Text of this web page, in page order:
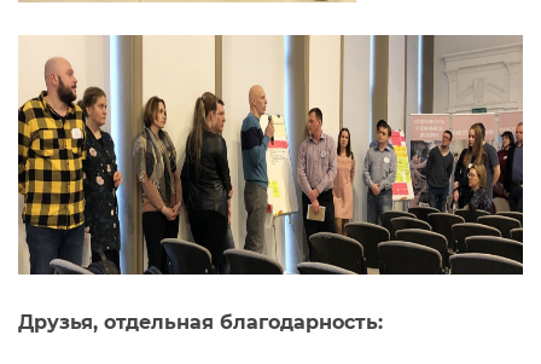
Друзья, отдельная благодарность: